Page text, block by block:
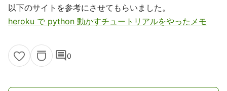
以下のサイトを参考にさせてもらいました。
heroku で python 動かすチュートリアルをやったメモ
comment0